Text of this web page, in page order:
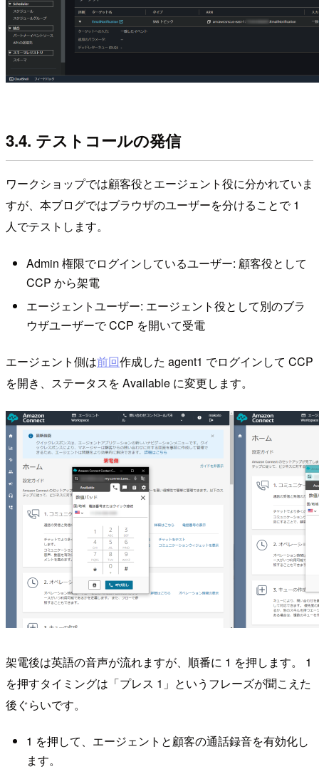
3.4. テストコールの発信
ワークショップでは顧客役とエージェント役に分かれていま
すが、本ブログではブラウザのユーザーを分けることで 1
人でテストします。
Admin 権限でログインしているユーザー: 顧客役として
CCP から架電
エージェントユーザー: エージェント役として別のブラ
ウザユーザーで CCP を開いて受電
エージェント側は前回作成した agent1 でログインして CCP
を開き、ステータスを Available に変更します。
架電後は英語の音声が流れますが、順番に 1 を押します。 1
を押すタイミングは「プレス 1」というフレーズが聞こえた
後ぐらいです。
1 を押して、エージェントと顧客の通話録音を有効化し
ます。